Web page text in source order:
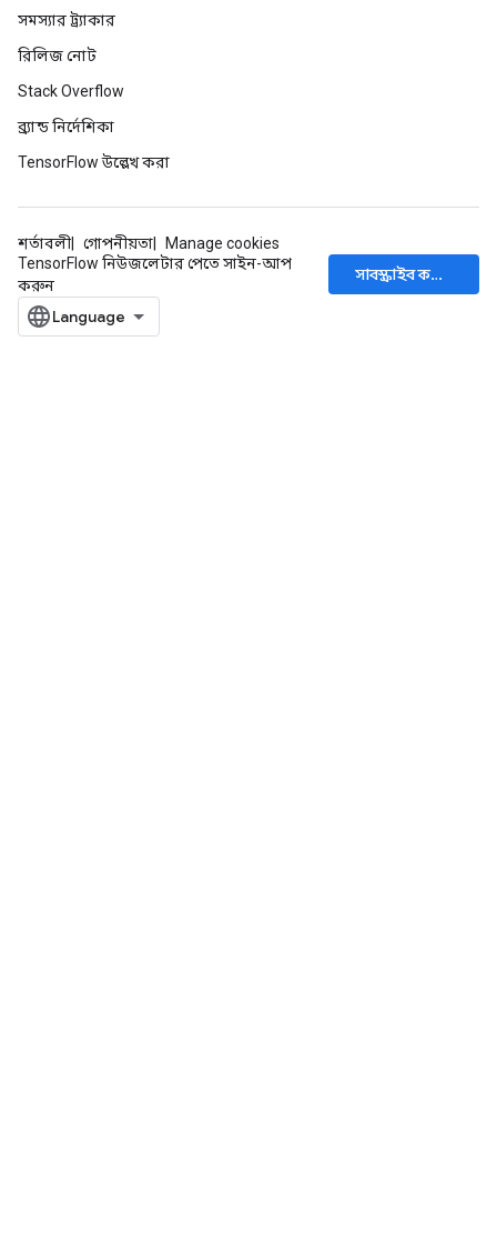
সমস্যার ট্র্যাকার
রিলিজ নোট
Stack Overflow
ব্র্যান্ড নির্দেশিকা
TensorFlow উল্লেখ করা
শর্তাবলী গোপনীয়তা
Manage cookies
TensorFlow নিউজলেটার পেতে সাইন-আপ
করুন
সাবস্ক্রাইব করুন